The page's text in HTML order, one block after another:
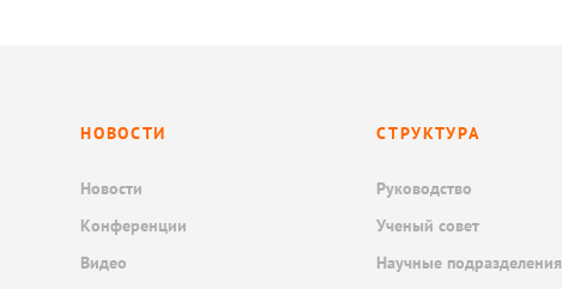
НОВОСТИ
Новости
Конференции
Видео
СТРУКТУРА
Руководство
Ученый совет
Научные подразделения